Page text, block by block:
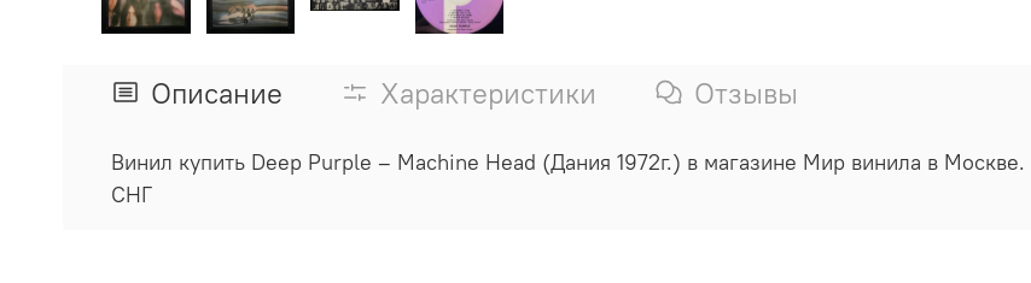
Описание Характеристики Отзывы
Винил купить Deep Purple ‎– Machine Head (Дания 1972г.) в магазине Мир винила в
СНГ